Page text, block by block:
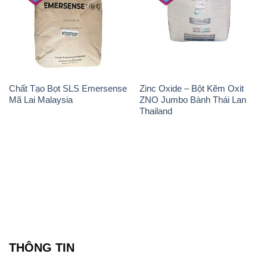
Chất Tạo Bọt SLS Emersense
Mã Lai Malaysia
Zinc Oxide – Bột Kẽm Oxit
ZNO Jumbo Bành Thái Lan
Thailand
THÔNG TIN